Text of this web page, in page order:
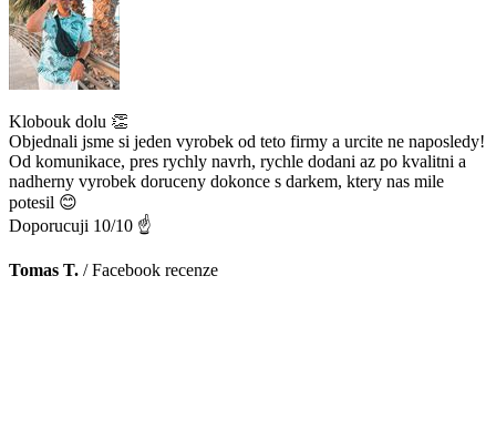
Klobouk dolu 👏
Objednali jsme si jeden vyrobek od teto firmy a urcite ne naposledy!
Od komunikace, pres rychly navrh, rychle dodani az po kvalitni a
nadherny vyrobek doruceny dokonce s darkem, ktery nas mile
potesil 😊
Doporucuji 10/10 ☝️
Tomas T. /Facebook recenze